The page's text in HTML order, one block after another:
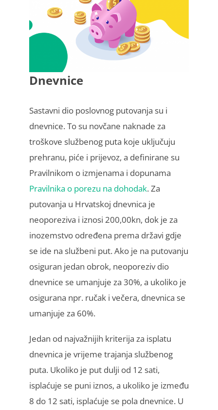
Dnevnice
Sastavni dio poslovnog putovanja su i
dnevnice. To su novčane naknade za
troškove službenog puta koje uključuju
prehranu, piće i prijevoz, a definirane su
Pravilnikom o izmjenama i dopunama
Pravilnika o porezu na dohodak. Za
putovanja u Hrvatskoj dnevnica je
neoporeziva i iznosi 200,00kn, dok je za
inozemstvo određena prema državi gdje
se ide na službeni put. Ako je na putovanju
osiguran jedan obrok, neoporeziv dio
dnevnice se umanjuje za 30%, a ukoliko je
osigurana npr. ručak i večera, dnevnica se
umanjuje za 60%.
Jedan od najvažnijih kriterija za isplatu
dnevnica je vrijeme trajanja službenog
puta. Ukoliko je put dulji od 12 sati,
isplaćuje se puni iznos, a ukoliko je između
8 do 12 sati, isplaćuje se pola dnevnice. U